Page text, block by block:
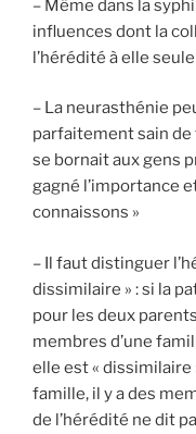
– Même dans la
influences dont la
l’hérédité à elle
– La neurasthénie
parfaitement sain de
se bornait aux gens
gagné l’importance
connaissons »
– Il faut distinguer
dissimilaire » : si la
pour les deux
membres d’une
elle est « dissimilaire
famille, il y a des
de l’hérédité ne dit